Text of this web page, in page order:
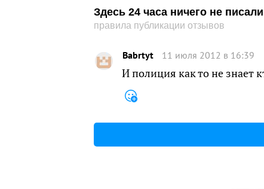
Здесь 24 часа ничего не
правила публикации отзывов
Babrtyt 11 июля 2012 в 16:39
И полиция как то не знает